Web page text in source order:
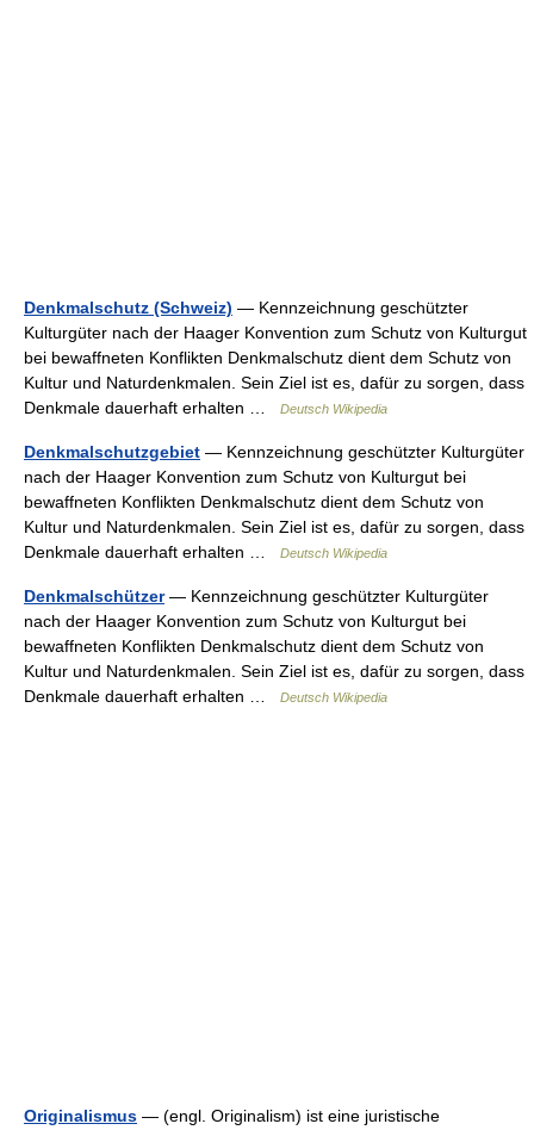
Denkmalschutz (Schweiz) — Kennzeichnung geschützter
Kulturgüter nach der Haager Konvention zum Schutz von Kulturgut
bei bewaffneten Konflikten Denkmalschutz dient dem Schutz von
Kultur und Naturdenkmalen. Sein Ziel ist es, dafür zu sorgen, dass
Denkmale dauerhaft erhalten …
Deutsch Wikipedia
Denkmalschutzgebiet — Kennzeichnung geschützter Kulturgüter
nach der Haager Konvention zum Schutz von Kulturgut bei
bewaffneten Konflikten Denkmalschutz dient dem Schutz von
Kultur und Naturdenkmalen. Sein Ziel ist es, dafür zu sorgen, dass
Denkmale dauerhaft erhalten …
Deutsch Wikipedia
Denkmalschützer— Kennzeichnung geschützter Kulturgüter
nach der Haager Konvention zum Schutz von Kulturgut bei
bewaffneten Konflikten Denkmalschutz dient dem Schutz von
Kultur und Naturdenkmalen. Sein Ziel ist es, dafür zu sorgen, dass
Denkmale dauerhaft erhalten …
Deutsch Wikipedia
Originalismus — (engl. Originalism) ist eine juristische